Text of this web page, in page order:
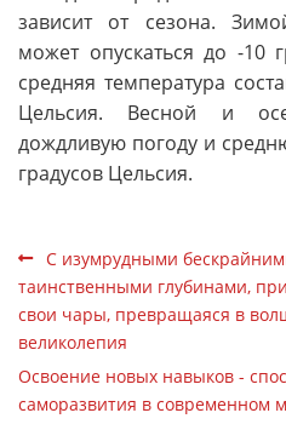
зависит от сезона.
может опускаться до -10
средняя температура
Цельсия. Весной и
дождливую погоду и
градусов Цельсия.
С изумрудными
таинственными глубинами,
свои чары, превращаяся в
великолепия
Освоение новых навыков -
саморазвития в современном